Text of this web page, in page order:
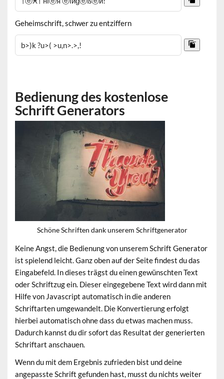
Geheimschrift, schwer zu entziffern
Bedienung des kostenlose
Schrift Generators
Schöne Schriften dank unserem Schriftgenerator
Keine Angst, die Bedienung von unserem Schrift Generator
ist spielend leicht. Ganz oben auf der Seite findest du das
Eingabefeld. In dieses trägst du einen gewünschten Text
oder Schriftzug ein. Dieser eingegebene Text wird dann mit
Hilfe von Javascript automatisch in die anderen
Schriftarten umgewandelt. Die Konvertierung erfolgt
hierbei automatisch ohne dass du etwas machen muss.
Dadurch kannst du dir sofort das Resultat der generierten
Schriftart anschauen.
Wenn du mit dem Ergebnis zufrieden bist und deine
angepasste Schrift gefunden hast, musst du nichts weiter